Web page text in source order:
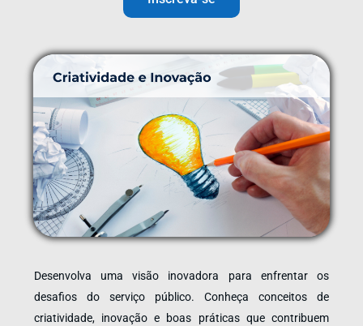
Desenvolva uma visão inovadora para enfrentar os
desafios do serviço público. Conheça conceitos de
criatividade, inovação e boas práticas que contribuem